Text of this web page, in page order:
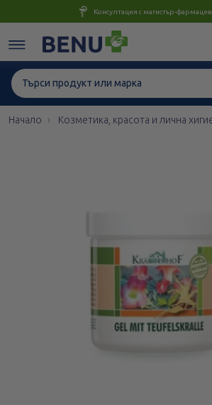
Консултация с магистър-
Начало Козметика, красота и лична